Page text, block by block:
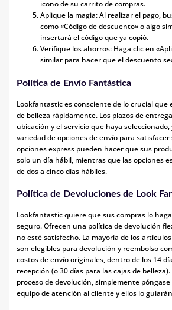
icono de su carrito de compras.
Aplique la magia: Al realizar el pago,
como «Código de descuento» o algo
insertará el código que ya copió.
Verifique los ahorros: Haga clic en
similar para hacer que el descuento
Política de Envío Fantástica
Lookfantastic es consciente de lo crucial que
de belleza rápidamente. Los plazos de
ubicación y el servicio que haya
variedad de opciones de envío para satisfacer
opciones express pueden hacer que sus
solo un día hábil, mientras que las opciones
de dos a cinco días hábiles.
Política de Devoluciones de Look
Lookfantastic quiere que sus compras lo
seguro. Ofrecen una política de devolución
no esté satisfecho. La mayoría de los
son elegibles para devolución y reembolso
costos de envío originales, dentro de los 14
recepción (o 30 días para las cajas de
proceso de devolución, simplemente
equipo de atención al cliente y ellos lo